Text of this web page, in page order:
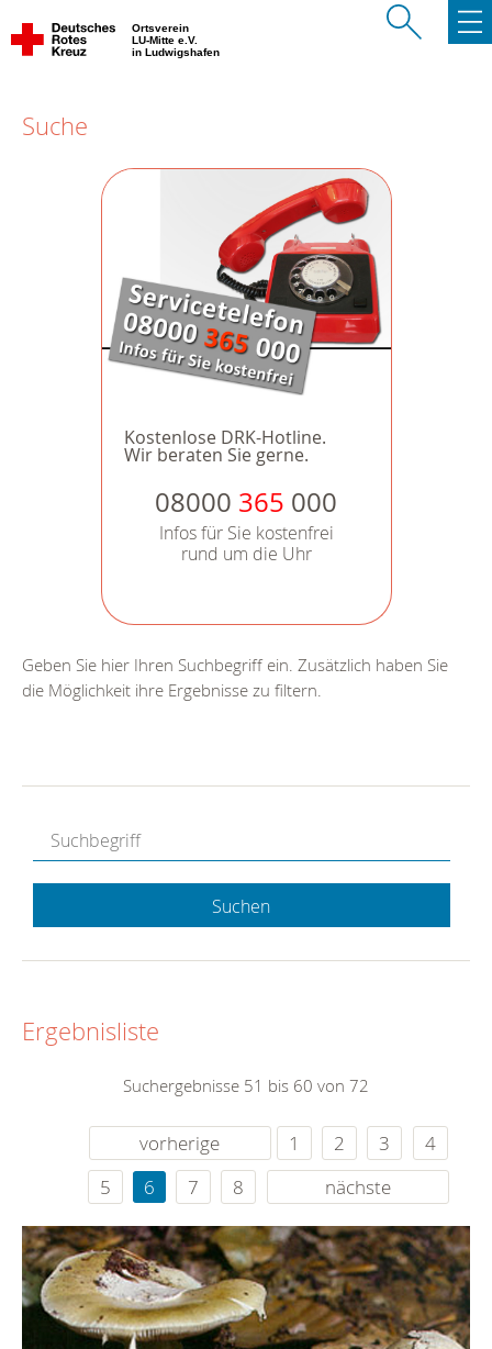
Ortsverein
LU-Mitte e.V.
in Ludwigshafen
Suche
Kostenlose DRK-Hotline.
Wir beraten Sie gerne.
08000 365 000
Infos für Sie kostenfrei
rund um die Uhr
Geben Sie hier Ihren Suchbegriff ein. Zusätzlich haben Sie
die Möglichkeit ihre Ergebnisse zu filtern.
Suchen
Ergebnisliste
Suchergebnisse 51 bis 60 von 72
vorherige 1 2 3
4
5
6 7 8 nächste